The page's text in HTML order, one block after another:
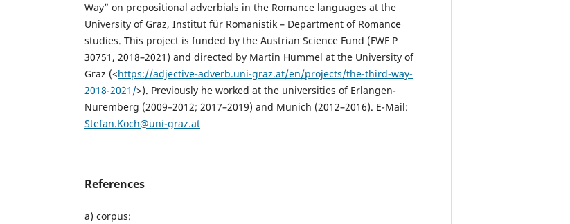
Way” on prepositional adverbials in the Romance languages at the
University of Graz, Institut für Romanistik – Department of Romance
studies. This project is funded by the Austrian Science Fund (FWF P
30751, 2018–2021) and directed by Martin Hummel at the University of
Graz (<https://adjective-adverb.uni-graz.at/en/projects/the-third-way-
2018-2021/>). Previously he worked at the universities of Erlangen-
Nuremberg (2009–2012; 2017–2019) and Munich (2012–2016). E-Mail:
Stefan.Koch@uni-graz.at
References
a) corpus: